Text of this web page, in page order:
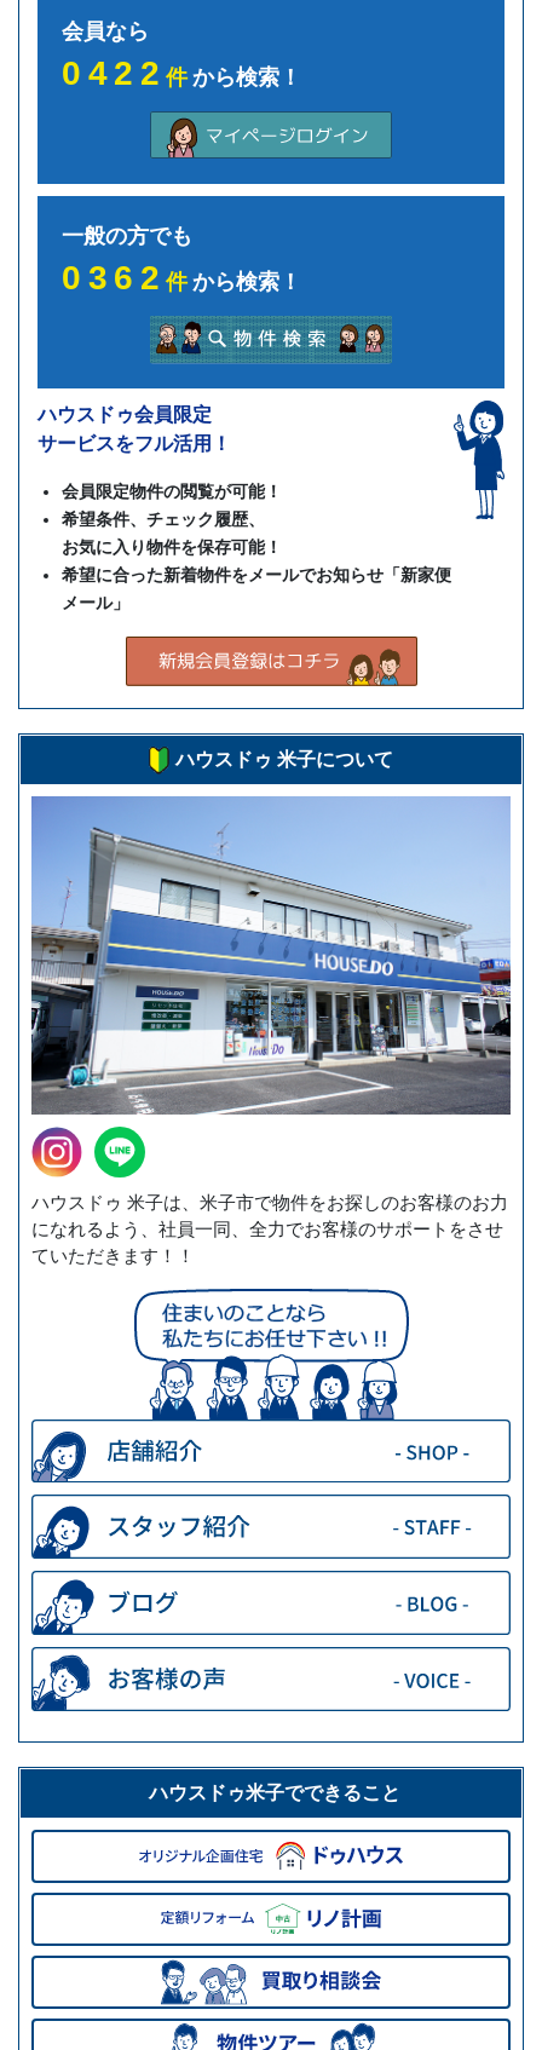
会員なら
0422件から検索！
一般の方でも
0362件から検索！
ハウスドゥ会員限定
サービスをフル活用！
会員限定物件の閲覧が可能！
希望条件、チェック履歴、
お気に入り物件を保存可能！
希望に合った新着物件をメールでお知らせ「新家便
メール」
ハウスドゥ 米子について
ハウスドゥ 米子は、米子市で物件をお探しのお客様のお力
になれるよう、社員一同、全力でお客様のサポートをさせ
ていただきます！！
ハウスドゥ米子でできること